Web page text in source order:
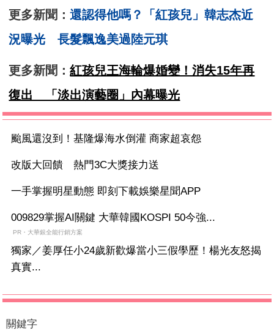
更多新聞：還認得他嗎？「紅孩兒」韓志杰近
況曝光 長髮飄逸美過陸元琪
更多新聞：紅孩兒王海輪爆婚變！消失15年再
復出 「淡出演藝圈」內幕曝光
颱風還沒到！基隆爆海水倒灌 商家超哀怨
改版大回饋 熱門3C大獎接力送
一手掌握明星動態 即刻下載娛樂星聞APP
009829掌握AI關鍵 大華韓國KOSPI 50今強...
PR・大華銀全能行銷方案
獨家／姜厚任小24歲新歡爆當小三假學歷！楊光友怒揭
真實...
關鍵字